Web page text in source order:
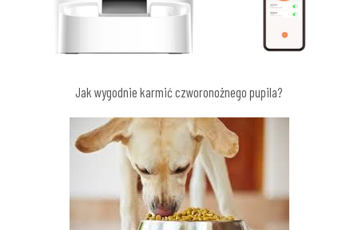
Jak wygodnie karmić czworonożnego pupila?